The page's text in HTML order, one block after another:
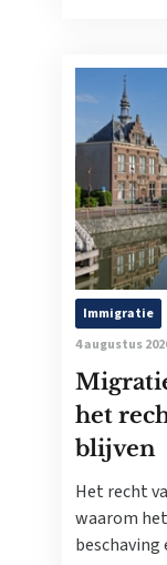
Immigratie
4 augustus
het
blijven
Het recht
waarom